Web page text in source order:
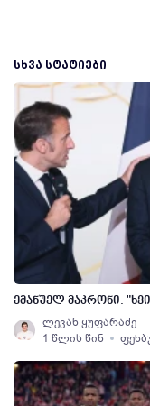
ᲡᲮᲕᲐ ᲡᲢᲐᲢᲘᲔᲑᲘ
ემანუელ მაკრონი:
ლევან ყუფარაძე
1 წლის წინ